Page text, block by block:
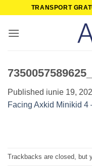
content
TRANSPORT
Published iunie 19,
Facing Axkid Minikid 4
Trackbacks are closed, but